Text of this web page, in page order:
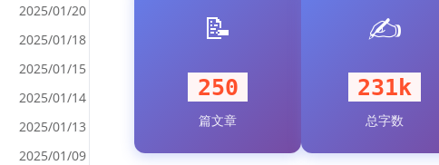
2025/01/20
2025/01/18
2025/01/15
2025/01/14
2025/01/13
2025/01/09
<
>
📝
250
篇文章
✍️
231k
总字数